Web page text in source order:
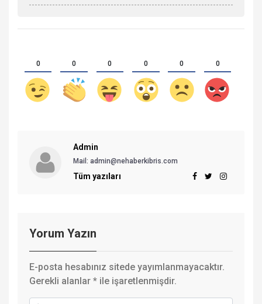
0 0 0 0 0 0
Admin
Mail: admin@nehaberkibris.com
Tüm yazıları
Yorum Yazın
E-posta hesabınız sitede yayımlanmayacaktır.
Gerekli alanlar * ile işaretlenmişdir.